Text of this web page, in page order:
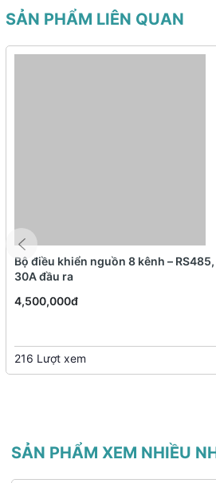
Hệ thống âm thanh hội nghị: Phù hợp
SẢN PHẨM LIÊN QUAN
Bộ điều khiển nguồn 8 kênh –
30A đầu ra
4,500,000đ
216 Lượt xem
SẢN PHẨM XEM NHIỀU